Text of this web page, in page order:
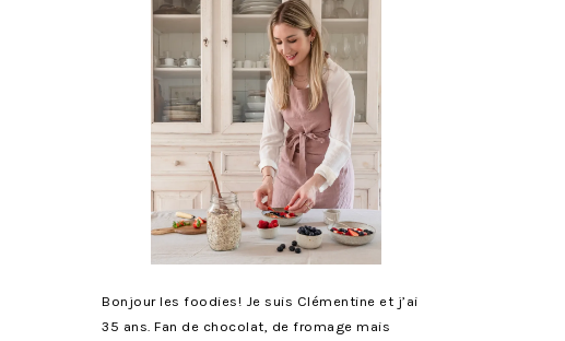
Bonjour les foodies! Je suis Clémentine et j’ai
35 ans. Fan de chocolat, de fromage mais